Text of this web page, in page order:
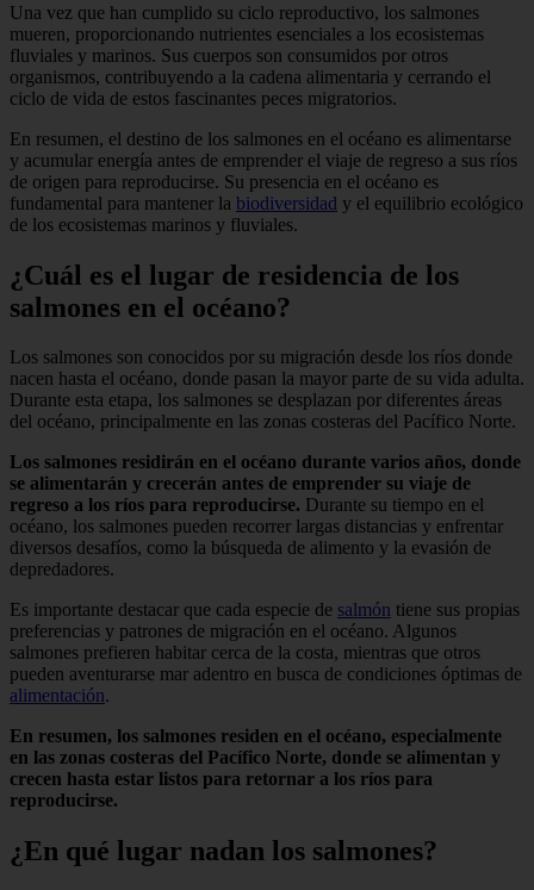
Una vez que han cumplido su ciclo reproductivo, los salmones
mueren, proporcionando nutrientes esenciales a los ecosistemas
fluviales y marinos. Sus cuerpos son consumidos por otros
organismos, contribuyendo a la cadena alimentaria y cerrando el
ciclo de vida de estos fascinantes peces migratorios.
En resumen, el destino de los salmones en el océano es alimentarse
y acumular energía antes de emprender el viaje de regreso a sus ríos
de origen para reproducirse. Su presencia en el océano es
fundamental para mantener la biodiversidad y el equilibrio ecológico
de los ecosistemas marinos y fluviales.
¿Cuál es el lugar de residencia de los
salmones en el océano?
Los salmones son conocidos por su migración desde los ríos donde
nacen hasta el océano, donde pasan la mayor parte de su vida adulta.
Durante esta etapa, los salmones se desplazan por diferentes áreas
del océano, principalmente en las zonas costeras del Pacífico Norte.
Los salmones residirán en el océano durante varios años, donde
se alimentarán y crecerán antes de emprender su viaje de
regreso a los ríos para reproducirse. Durante su tiempo en el
océano, los salmones pueden recorrer largas distancias y enfrentar
diversos desafíos, como la búsqueda de alimento y la evasión de
depredadores.
Es importante destacar que cada especie de salmón tiene sus propias
preferencias y patrones de migración en el océano. Algunos
salmones prefieren habitar cerca de la costa, mientras que otros
pueden aventurarse mar adentro en busca de condiciones óptimas de
alimentación.
En resumen, los salmones residen en el océano, especialmente
en las zonas costeras del Pacífico Norte, donde se alimentan y
crecen hasta estar listos para retornar a los ríos para
reproducirse.
¿En qué lugar nadan los salmones?